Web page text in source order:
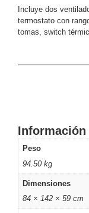
/ Eyeball /
Turret
Motorizado
PinholePTZ
Drones,
Robots e
Industrial
Cámaras
Industriales
Energía
Incluye dos
termostato con
tomas, switch
Información
Peso
94.50 kg
Dimensiones
84 × 142 × 59 cm